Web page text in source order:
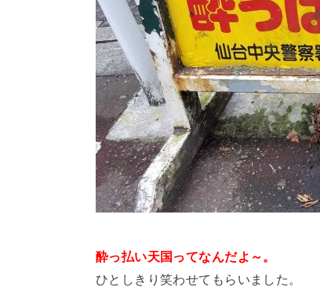
酔っ払い天国ってなんだよ～。
ひとしきり笑わせてもらいました。